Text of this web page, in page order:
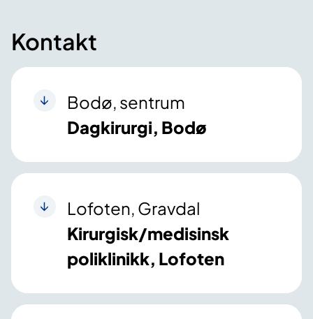
Kontakt
Bodø, sentrum
Dagkirurgi, Bodø
Lofoten, Gravdal
Kirurgisk/medisinsk
poliklinikk, Lofoten